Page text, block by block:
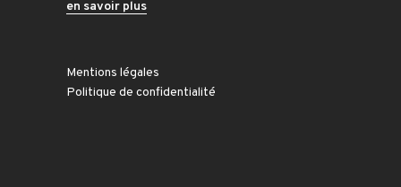
en savoir plus
Mentions légales
Politique de confidentialité